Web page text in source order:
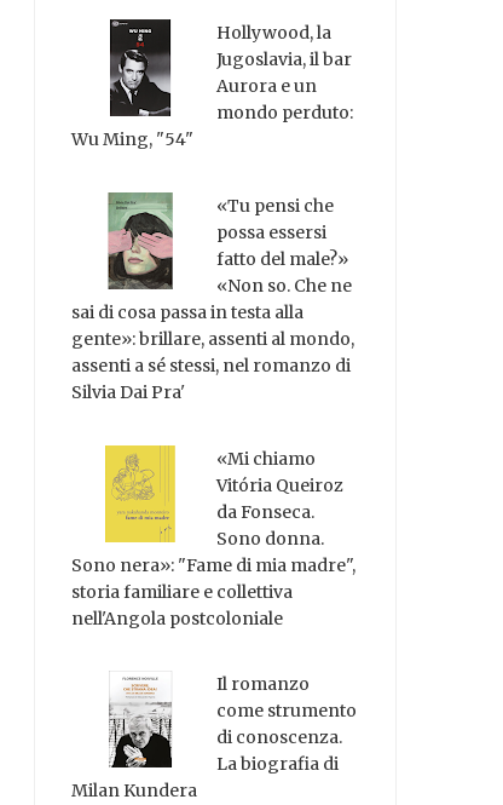
Hollywood, la
Jugoslavia, il bar
Aurora e un
mondo perduto:
Wu Ming, "54"
«Tu pensi che
possa essersi
fatto del male?»
«Non so. Che ne
sai di cosa passa in testa alla
gente»: brillare, assenti al mondo,
assenti a sé stessi, nel romanzo di
Silvia Dai Pra'
«Mi chiamo
Vitória Queiroz
da Fonseca.
Sono donna.
Sono nera»: "Fame di mia madre",
storia familiare e collettiva
nell'Angola postcoloniale
Il romanzo
come strumento
di conoscenza.
La biografia di
Milan Kundera